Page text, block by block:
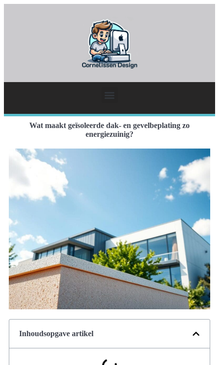
Wat maakt geïsoleerde dak- en gevelbeplating zo
energiezuinig?
Inhoudsopgave artikel